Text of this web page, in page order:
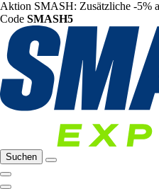
Aktion SMASH: Zusätzliche -5%
Code SMASH5
Suchen